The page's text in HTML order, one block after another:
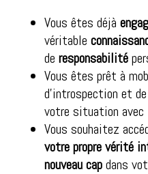
Vous êtes déjà
véritable
de responsabilité
Vous êtes prêt à
d’introspection et
votre situation avec
Vous souhaitez
votre propre vérité
nouveau capdans